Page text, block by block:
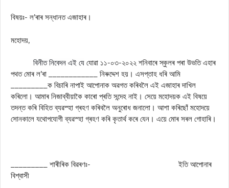
বিষয়ঃ- ল’ৰাৰ সন্ধানত এজাহাৰ।
মহোদয়,
বিনীত নিবেদন এই যে যোৱা ১১-০৩-২০২২ শনিবাৰে স্কুলৰ পৰা উভতি এহাৰ
পথত মোৰ ল’ৰা ____________ নিৰুদ্দেশ হয়। এসপ্তাহ ধৰি আমি
_________ক বিচাৰি নাপাই আপোনাক অৱগত কৰিবলৈ এই এজাহাৰ দাখিল
কৰিলো। আমাৰ নিজাব্বীয়াকৈ কাৰো প্ৰতি সন্দেহ নাই। সেয়ে মহোদয়ক এই বিষয়ে
তদন্ত কৰি বিহিত ব্যৱস্হা গ্ৰহণ কৰিবলৈ অনুৰোধ জনালো। আশা কৰিছোঁ মহোদয়ে
সোনকালে যথোপযোগী ব্যৱস্হা গ্ৰহণ কৰি কৃতাৰ্থ কৰে যেন। এয়ে মোৰ সৰল গোহাৰি।
_________ শাৰীৰিক বিৱৰণঃ- ইতি আপোনাৰ
বিশ্বাসী